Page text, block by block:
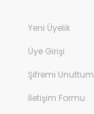
Yeni Üyelik
Üye Girişi
Şifremi Unuttum
İletişim Formu